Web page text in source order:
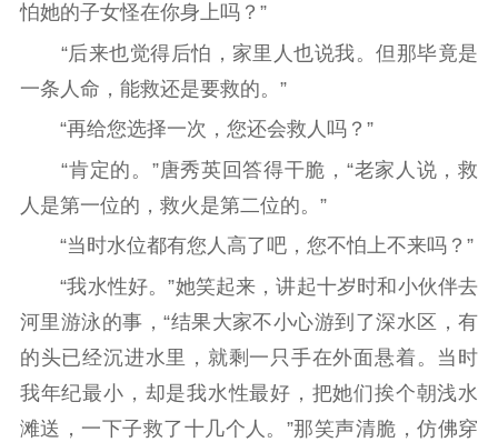
怕她的子女怪在你身上吗？”
“后来也觉得后怕，家里人也说我。但那毕竟是
一条人命，能救还是要救的。”
“再给您选择一次，您还会救人吗？”
“肯定的。”唐秀英回答得干脆，“老家人说，救
人是第一位的，救火是第二位的。”
“当时水位都有您人高了吧，您不怕上不来吗？”
“我水性好。”她笑起来，讲起十岁时和小伙伴去
河里游泳的事，“结果大家不小心游到了深水区，有
的头已经沉进水里，就剩一只手在外面悬着。当时
我年纪最小，却是我水性最好，把她们挨个朝浅水
滩送，一下子救了十几个人。”那笑声清脆，仿佛穿